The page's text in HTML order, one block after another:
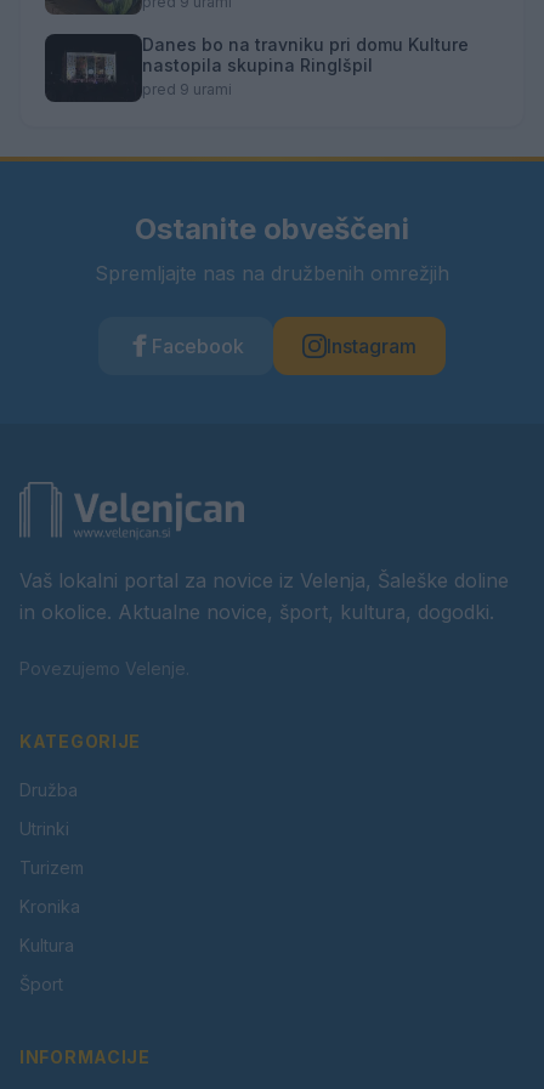
Danes bo na travniku pri domu Kulture
nastopila skupina Ringlšpil
pred 9 urami
Ostanite obveščeni
Spremljajte nas na družbenih omrežjih
Facebook Instagram
Vaš lokalni portal za novice iz Velenja, Šaleške doline
in okolice. Aktualne novice, šport, kultura, dogodki.
Povezujemo Velenje.
KATEGORIJE
Družba
Utrinki
Turizem
Kronika
Kultura
Šport
INFORMACIJE